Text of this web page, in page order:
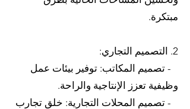
مبتكرة.
2. التصميم التجاري:
- تصميم المكاتب: توفير بيئات عمل
وظيفية تعزز الإنتاجية والراحة.
- تصميم المحلات التجارية: خلق تجارب